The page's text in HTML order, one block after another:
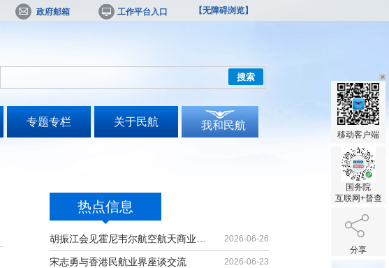
政府邮箱 工作平台入口 【无障碍浏览】
搜索
专题专栏 关于民航 我和民航
热点信息
2026-06-26
宋志勇与香港民航业界座谈交流 2026-06-23
移动客户端
国务院
互联网+督查
分享